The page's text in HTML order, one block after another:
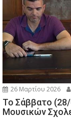
26 Μαρτίου 2026
Το Σάββατο (28/
Μουσικών